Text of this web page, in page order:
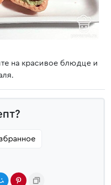
на красивое блюдце и